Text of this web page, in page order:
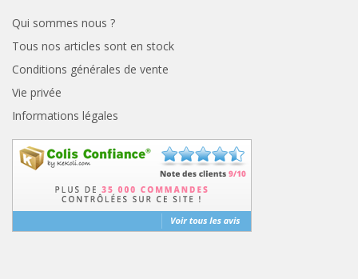
Qui sommes nous ?
Tous nos articles sont en stock
Conditions générales de vente
Vie privée
Informations légales